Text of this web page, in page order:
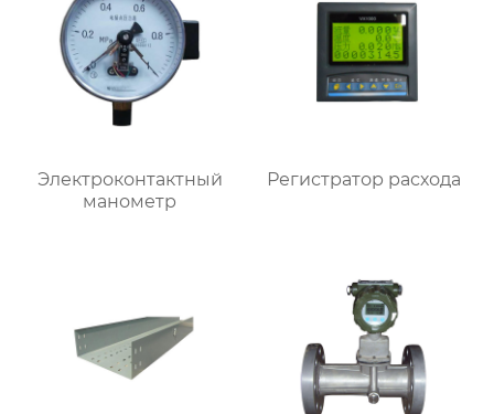
Электроконтактный
манометр
Регистратор расхода